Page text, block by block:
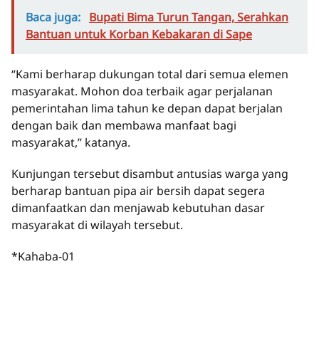
Baca juga: Bupati Bima Turun Tangan, Serahkan
Bantuan untuk Korban Kebakaran di Sape
“Kami berharap dukungan total dari semua elemen
masyarakat. Mohon doa terbaik agar perjalanan
pemerintahan lima tahun ke depan dapat berjalan
dengan baik dan membawa manfaat bagi
masyarakat,” katanya.
Kunjungan tersebut disambut antusias warga yang
berharap bantuan pipa air bersih dapat segera
dimanfaatkan dan menjawab kebutuhan dasar
masyarakat di wilayah tersebut.
*Kahaba-01